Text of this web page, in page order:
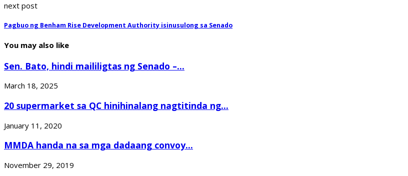
next post
Pagbuo ng Benham Rise Development Authority isinusulong sa Senado
You may also like
Sen. Bato, hindi maililigtas ng Senado –...
March 18, 2025
20 supermarket sa QC hinihinalang nagtitinda ng...
January 11, 2020
MMDA handa na sa mga dadaang convoy...
November 29, 2019